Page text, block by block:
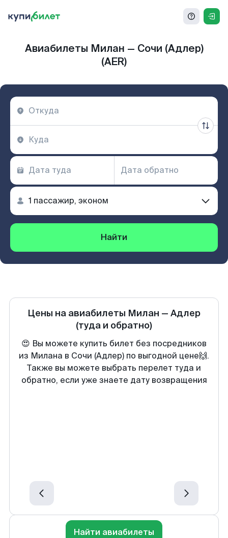
Авиабилеты Милан — Сочи (Адлер)
(AER)
Найти
Цены на авиабилеты Милан — Адлер
(туда и обратно)
😍 Вы можете купить билет без посредников
из Милана в Сочи (Адлер) по выгодной цене🙌.
Также вы можете выбрать перелет туда и
обратно, если уже знаете дату возвращения
Найти авиабилеты